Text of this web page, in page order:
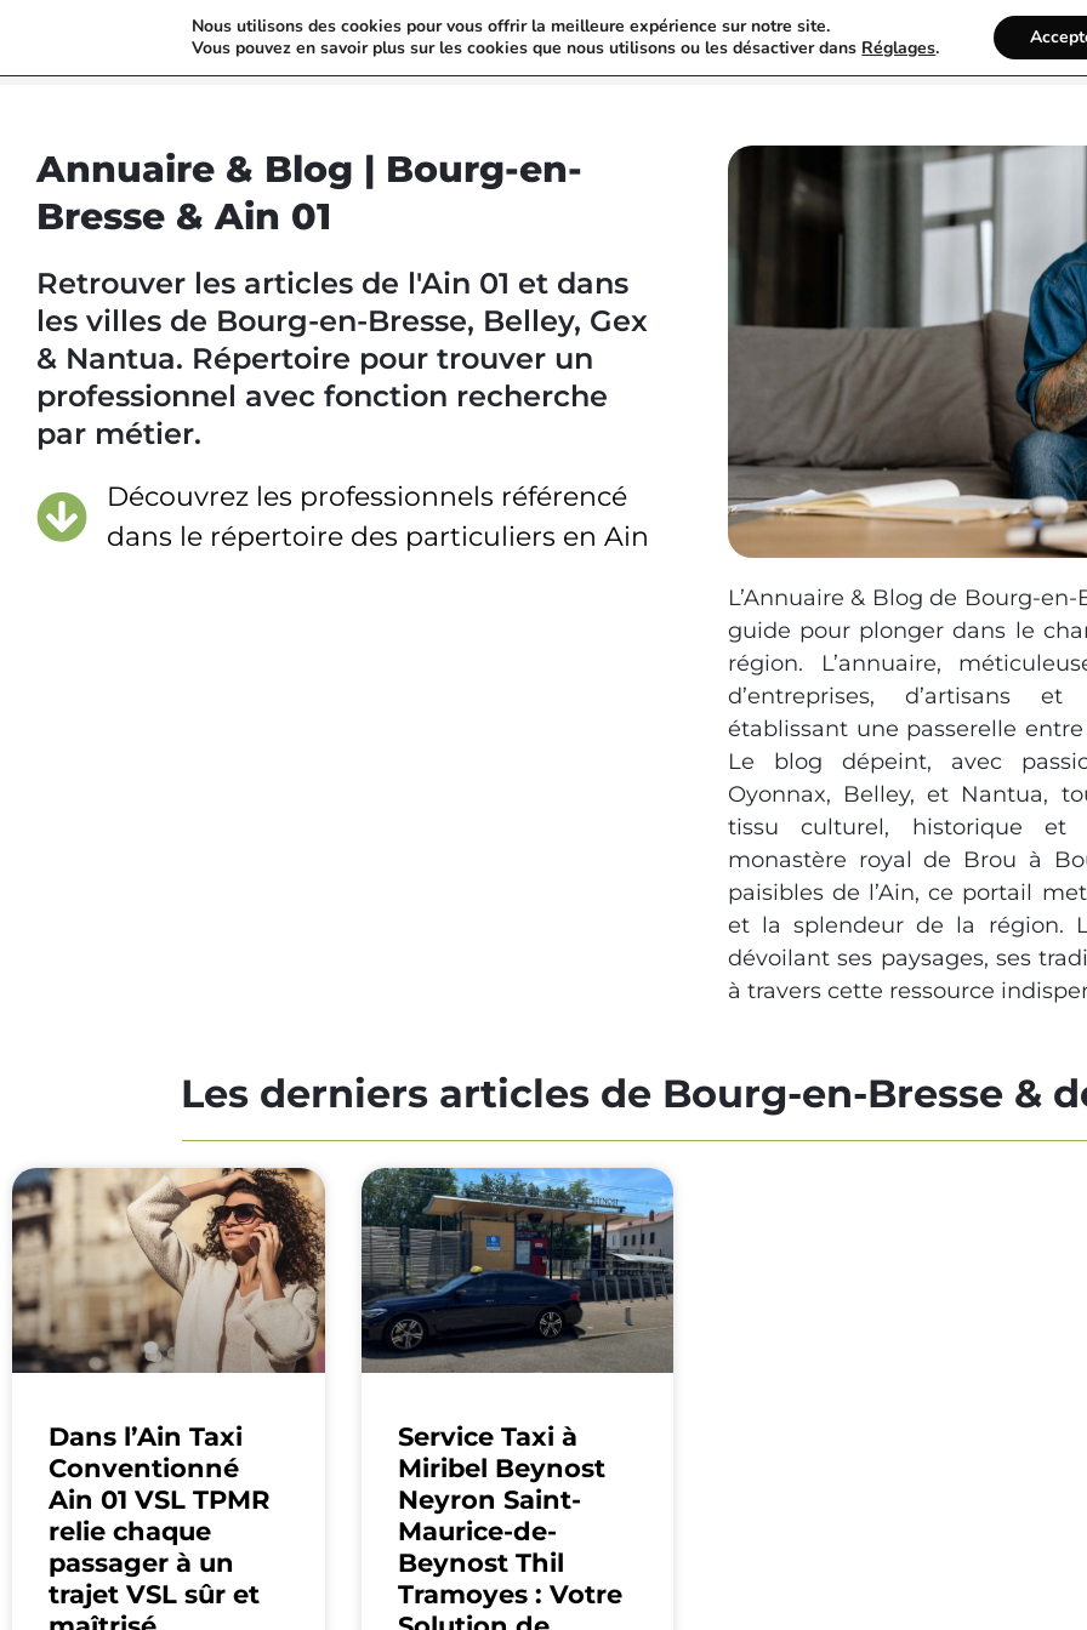
France Annuaire Rechercher
Annuaire & Blog | Bourg-en-
Bresse & Ain 01
Retrouver les articles de l'Ain 01 et dans
les villes de Bourg-en-Bresse, Belley, Gex
& Nantua. Répertoire pour trouver un
professionnel avec fonction recherche
par métier.
Découvrez les professionnels référencé
dans le répertoire des particuliers en Ain
L’Annuaire & Blog de Bourg-en-
guide pour plonger dans le
région. L’annuaire,
d’entreprises, d’artisans
établissant une passerelle
Le blog dépeint, avec
Oyonnax, Belley, et Nantua,
tissu culturel, historique et
monastère royal de Brou à
paisibles de l’Ain, ce portail
et la splendeur de la région.
dévoilant ses paysages, ses
à travers cette ressource
Les derniers articles de Bourg-en-Bresse &
Dans l’Ain Taxi
Conventionné
Ain 01 VSL TPMR
relie chaque
passager à un
trajet VSL sûr et
Service Taxi à
Miribel Beynost
Neyron Saint-
Maurice-de-
Beynost Thil
Tramoyes : Votre
Nous utilisons des cookies pour vous offrir la meilleure expérience sur notre site.
Vous pouvez en savoir plus sur les cookies que nous utilisons ou les désactiver dans Réglages.